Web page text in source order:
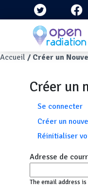
Aller au contenu principal
Fil d'Ariane
Accueil Créer un
Créer un
Onglets
Se connecter
Créer un
Réinitialiser
Adresse de
The email address